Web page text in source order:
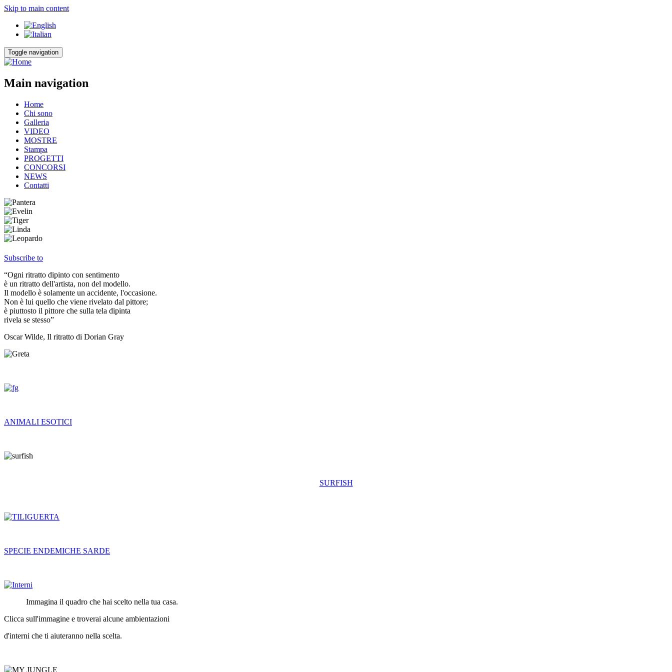
Skip to main content
Toggle navigation
Main navigation
Home
Chi sono
Galleria
VIDEO
MOSTRE
Stampa
PROGETTI
CONCORSI
NEWS
Contatti
Subscribe to
“Ogni ritratto dipinto con sentimento
è un ritratto dell'artista, non del modello.
Il modello è solamente un accidente, l'occasione.
Non è lui quello che viene rivelato dal pittore;
è piuttosto il pittore che sulla tela dipinta
rivela se stesso”
Oscar Wilde, Il ritratto di Dorian Gray
ANIMALI ESOTICI
SURFISH
SPECIE ENDEMICHE SARDE
Immagina il quadro che hai scelto nella tua casa.
Clicca sull'immagine e troverai alcune ambientazioni
d'interni che ti aiuteranno nella scelta.